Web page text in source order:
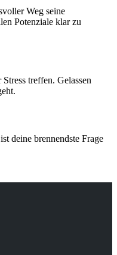
Weg seine
Potenziale klar zu
treffen. Gelassen
deine brennendste Frage